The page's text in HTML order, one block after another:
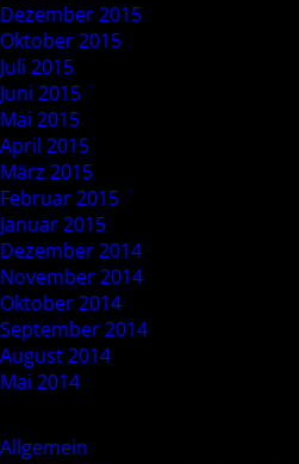
Dezember 2015
Oktober 2015
Juli 2015
Juni 2015
Mai 2015
April 2015
März 2015
Februar 2015
Januar 2015
Dezember 2014
November 2014
Oktober 2014
September 2014
August 2014
Mai 2014
Allgemein